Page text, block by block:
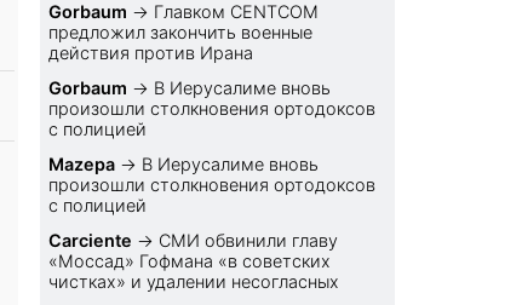
Gorbaum → Главком CENTCOM
предложил закончить военные
действия против Ирана
Gorbaum → В Иерусалиме вновь
произошли столкновения ортодоксов
с полицией
Mazepa → В Иерусалиме вновь
произошли столкновения ортодоксов
с полицией
Carciente → СМИ обвинили главу
«Моссад» Гофмана «в советских
чистках» и удалении несогласных